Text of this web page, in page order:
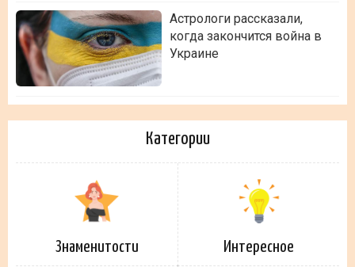
Астрологи рассказали,
когда закончится война в
Украине
Категории
Знаменитости Интересное